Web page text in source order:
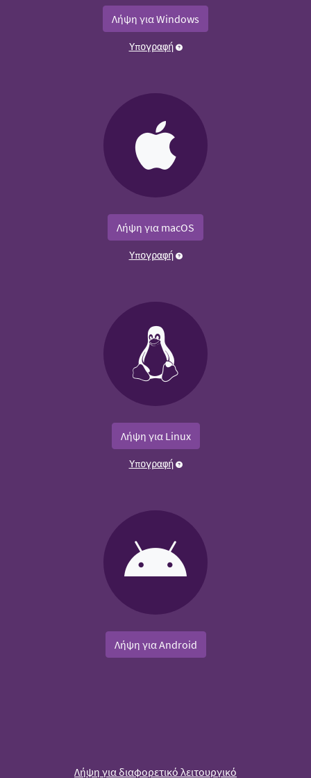
Λήψη για Windows
Υπογραφή
Λήψη για macOS
Υπογραφή
Λήψη για Linux
Υπογραφή
Λήψη για Android
Λήψη για διαφορετικό λειτουργικό